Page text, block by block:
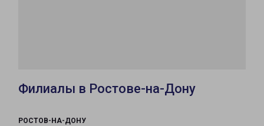
Филиалы в Ростове-на-Дону
РОСТОВ-НА-ДОНУ